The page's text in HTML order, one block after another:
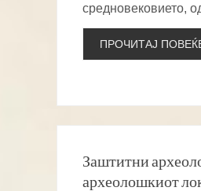
средновековието,
ПРОЧИТАЈ
Заштитни
археолошкиот